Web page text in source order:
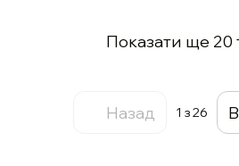
Показати ще 20
Назад 1 з 26